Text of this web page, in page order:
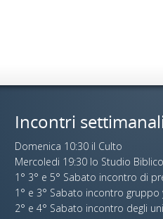
Incontri
Domenica 10:30 il Culto
Mercoledi 19:30 lo Studio Biblico
1° 3° e 5° Sabato incontro di
1° e 3° Sabato incontro gruppo
2° e 4° Sabato incontro degli